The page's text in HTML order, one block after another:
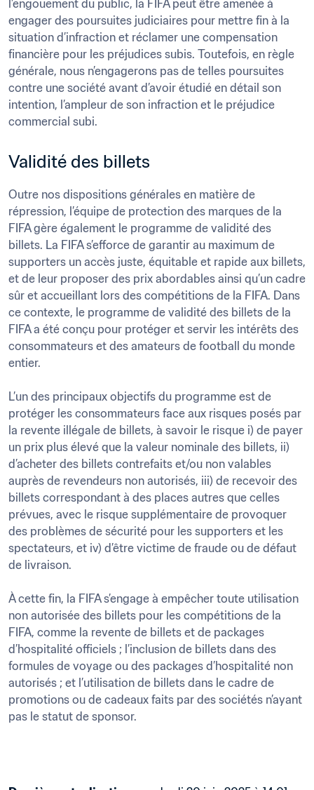
l’engouement du public, la FIFA peut être amenée à
engager des poursuites judiciaires pour mettre fin à la
situation d’infraction et réclamer une compensation
financière pour les préjudices subis. Toutefois, en règle
générale, nous n’engagerons pas de telles poursuites
contre une société avant d’avoir étudié en détail son
intention, l’ampleur de son infraction et le préjudice
Validité des billets
Outre nos dispositions générales en matière de
répression, l’équipe de protection des marques de la
FIFA gère également le programme de validité des
billets. La FIFA s’efforce de garantir au maximum de
supporters un accès juste, équitable et rapide aux billets,
et de leur proposer des prix abordables ainsi qu’un cadre
sûr et accueillant lors des compétitions de la FIFA. Dans
ce contexte, le programme de validité des billets de la
FIFA a été conçu pour protéger et servir les intérêts des
consommateurs et des amateurs de football du monde
entier.
L’un des principaux objectifs du programme est de
protéger les consommateurs face aux risques posés par
la revente illégale de billets, à savoir le risque i) de payer
un prix plus élevé que la valeur nominale des billets, ii)
d’acheter des billets contrefaits et/ou non valables
auprès de revendeurs non autorisés, iii) de recevoir des
billets correspondant à des places autres que celles
prévues, avec le risque supplémentaire de provoquer
des problèmes de sécurité pour les supporters et les
spectateurs, et iv) d’être victime de fraude ou de défaut
de livraison.
À cette fin, la FIFA s’engage à empêcher toute utilisation
non autorisée des billets pour les compétitions de la
FIFA, comme la revente de billets et de packages
d’hospitalité officiels ; l’inclusion de billets dans des
formules de voyage ou des packages d’hospitalité non
autorisés ; et l’utilisation de billets dans le cadre de
promotions ou de cadeaux faits par des sociétés n’ayant